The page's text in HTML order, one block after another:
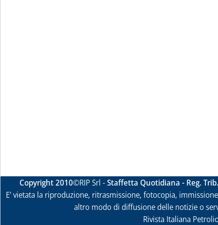
Copyright 2010©RIP Srl -Staffetta Quotidiana - Reg.
E' vietata la riproduzione, ritrasmissione, fotocopia,
altro modo di diffusione delle notizie o
Rivista Italiana